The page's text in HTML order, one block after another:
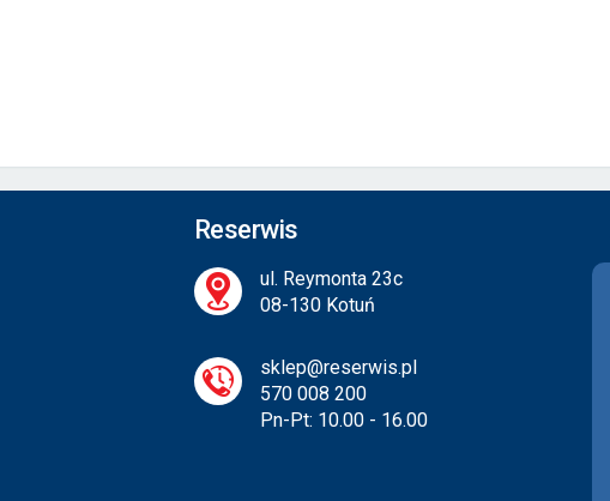
Reserwis
ul. Reymonta 23c
08-130 Kotuń
sklep@reserwis.pl
570 008 200
Pn-Pt: 10.00 - 16.00